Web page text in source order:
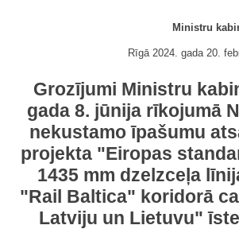
Ministru
Rīgā 2024. gada 20.
Grozījumi Ministru
gada 8. jūnija rīkojumā
nekustamo īpašumu
projekta "Eiropas
1435 mm dzelzceļa
"Rail Baltica" koridorā
Latviju un Lietuvu"